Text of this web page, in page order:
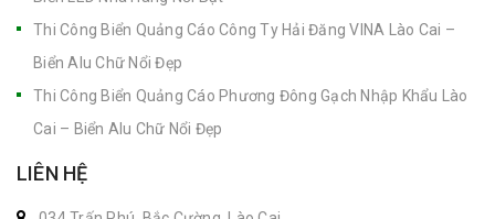
Thi Công Biển Quảng Cáo Công Ty Hải Đăng VINA Lào Cai –
Biển Alu Chữ Nổi Đẹp
Thi Công Biển Quảng Cáo Phương Đông Gạch Nhập Khẩu Lào
Cai – Biển Alu Chữ Nổi Đẹp
LIÊN HỆ